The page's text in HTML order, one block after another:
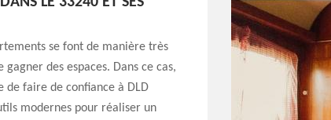
se font de manière très
des espaces. Dans ce cas,
de faire de confiance à DLD
modernes pour réaliser un